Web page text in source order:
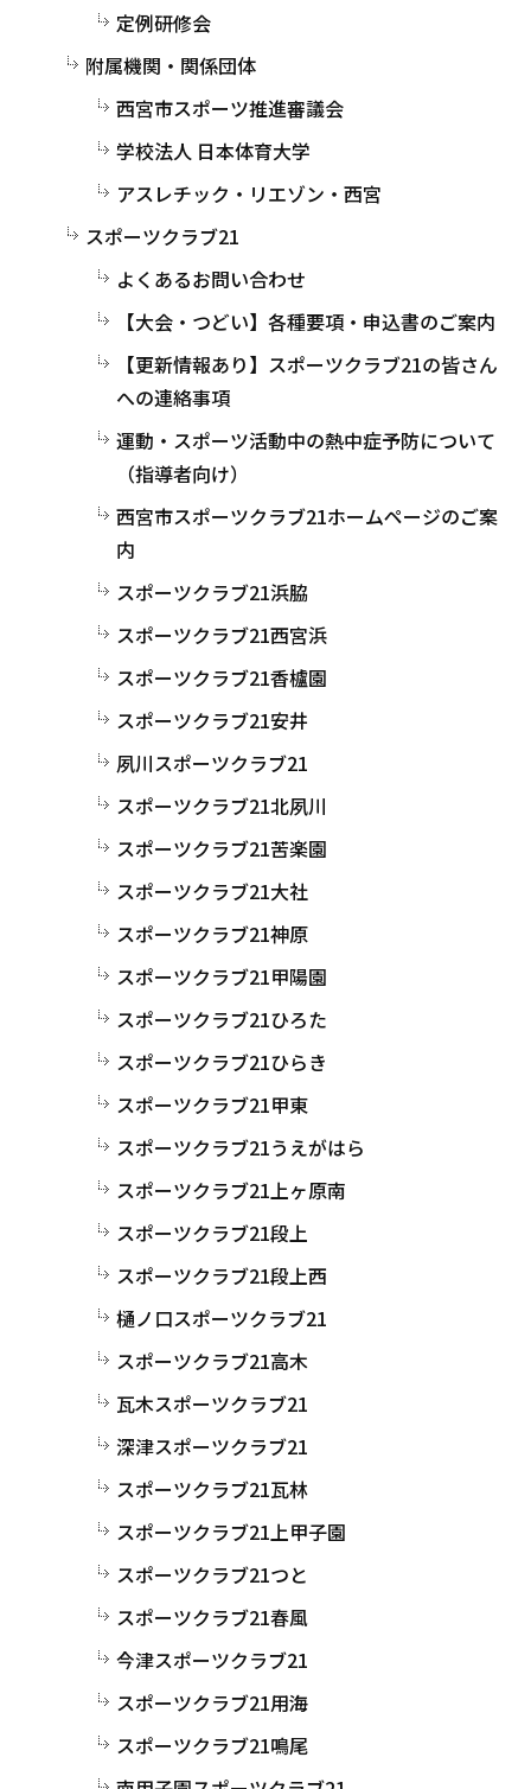
定例研修会
附属機関・関係団体
西宮市スポーツ推進審議会
学校法人 日本体育大学
アスレチック・リエゾン・西宮
スポーツクラブ21
よくあるお問い合わせ
【大会・つどい】各種要項・申込書のご案内
【更新情報あり】スポーツクラブ21の皆さん
への連絡事項
運動・スポーツ活動中の熱中症予防について
（指導者向け）
西宮市スポーツクラブ21ホームページのご案
内
スポーツクラブ21浜脇
スポーツクラブ21西宮浜
スポーツクラブ21香櫨園
スポーツクラブ21安井
夙川スポーツクラブ21
スポーツクラブ21北夙川
スポーツクラブ21苦楽園
スポーツクラブ21大社
スポーツクラブ21神原
スポーツクラブ21甲陽園
スポーツクラブ21ひろた
スポーツクラブ21ひらき
スポーツクラブ21甲東
スポーツクラブ21うえがはら
スポーツクラブ21上ヶ原南
スポーツクラブ21段上
スポーツクラブ21段上西
樋ノ口スポーツクラブ21
スポーツクラブ21高木
瓦木スポーツクラブ21
深津スポーツクラブ21
スポーツクラブ21瓦林
スポーツクラブ21上甲子園
スポーツクラブ21つと
スポーツクラブ21春風
今津スポーツクラブ21
スポーツクラブ21用海
スポーツクラブ21鳴尾